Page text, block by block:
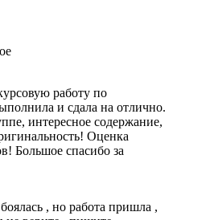
работу по
и сдала на отлично.
интересное содержание,
Оценка
Большое спасибо за
, но работа пришла ,